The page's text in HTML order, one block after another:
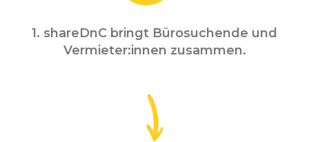
1. shareDnC bringt Bürosuchende und
Vermieter:innen zusammen.